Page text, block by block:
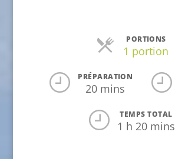
PORTIONS
1 portion
PRÉPARATION
20 mins
TEMPS TOTAL
1 h 20 mins